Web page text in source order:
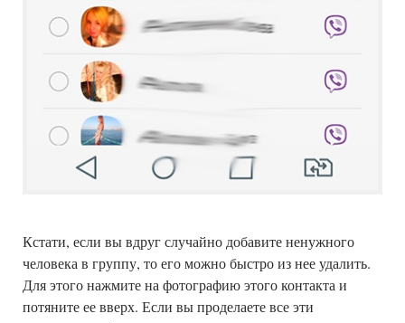
Кстати, если вы вдруг случайно добавите ненужного
человека в группу, то его можно быстро из нее удалить.
Для этого нажмите на фотографию этого контакта и
потяните ее вверх. Если вы проделаете все эти